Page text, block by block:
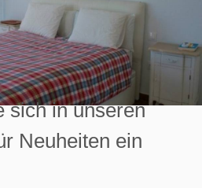
sich in unseren
Neuheiten ein